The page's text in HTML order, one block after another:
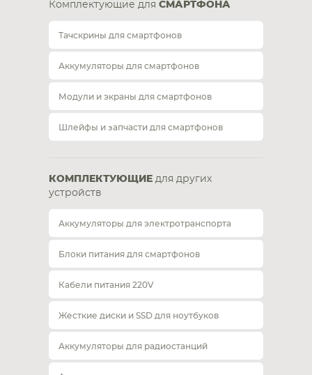
Комплектующие для СМАРТФОНА
Тачскрины для смартфонов
Аккумуляторы для смартфонов
Модули и экраны для смартфонов
Шлейфы и запчасти для смартфонов
КОМПЛЕКТУЮЩИЕ для других
устройств
Аккумуляторы для электротранспорта
Блоки питания для смартфонов
Кабели питания 220V
Жесткие диски и SSD для ноутбуков
Аккумуляторы для радиостанций